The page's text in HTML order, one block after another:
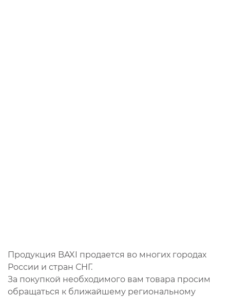
Продукция BAXI продается во многих городах
России и стран СНГ.
За покупкой необходимого вам товара просим
обращаться к ближайшему региональному